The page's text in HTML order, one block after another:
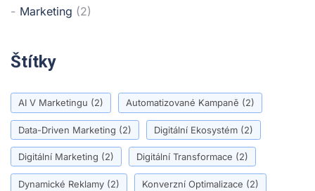
Marketing (2)
Štítky
AI V Marketingu (2) Automatizované Kampaně (2)
Data-Driven Marketing (2) Digitální Ekosystém (2)
Digitální Marketing (2) Digitální Transformace (2)
Dynamické Reklamy (2) Konverzní Optimalizace (2)